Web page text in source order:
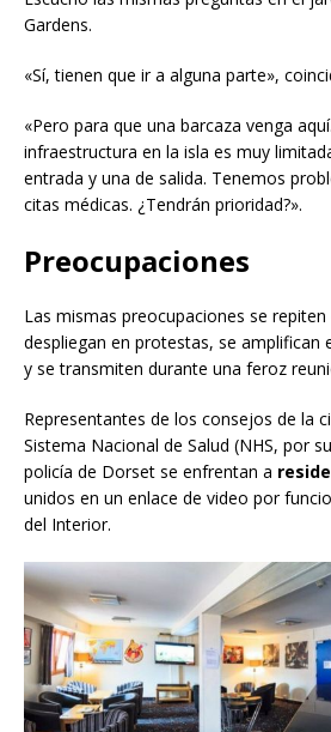
Gardens.
«Sí, tienen que ir a alguna parte»,
«Pero para que una barcaza venga
infraestructura en la isla es muy
entrada y una de salida. Tenemos
citas médicas. ¿Tendrán prioridad?».
Preocupaciones
Las mismas preocupaciones se
despliegan en protestas, se amplifican
y se transmiten durante una feroz
Representantes de los consejos de la
Sistema Nacional de Salud (NHS, por
policía de Dorset se enfrentan a
unidos en un enlace de video por
del Interior.